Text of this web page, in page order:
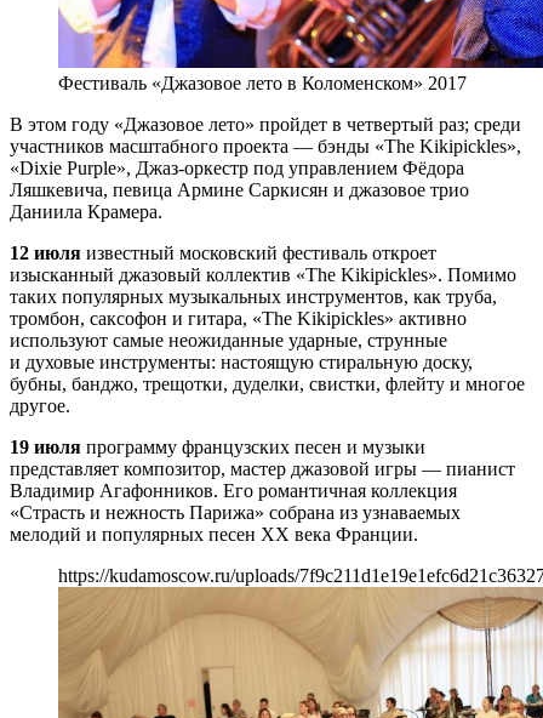
Фестиваль «Джазовое лето в Коломенском» 2017
В этом году «Джазовое лето» пройдет в четвертый раз; среди
участников масштабного проекта — бэнды «The Kikipickles»,
«Dixie Purple», Джаз-оркестр под управлением Фёдора
Ляшкевича, певица Армине Саркисян и джазовое трио
Даниила Крамера.
12 июля известный московский фестиваль откроет
изысканный джазовый коллектив «The Kikipickles». Помимо
таких популярных музыкальных инструментов, как труба,
тромбон, саксофон и гитара, «The Kikipickles» активно
используют самые неожиданные ударные, струнные
и духовые инструменты: настоящую стиральную доску,
бубны, банджо, трещотки, дуделки, свистки, флейту и многое
другое.
19 июля программу французских песен и музыки
представляет композитор, мастер джазовой игры — пианист
Владимир Агафонников. Его романтичная коллекция
«Страсть и нежность Парижа» собрана из узнаваемых
мелодий и популярных песен XX века Франции.
https://kudamoscow.ru/uploads/